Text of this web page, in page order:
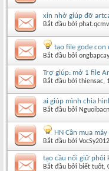
xin nhờ giúp đỡ
Bắt đầu bởi phat.qcmv
tạo file gode con
Bắt đầu bởi ongbapcay
Trợ giúp: mở 1 file
Bắt đầu bởi thiensac‎,
ai giúp mình chia
Bắt đầu bởi
HN Cần mua
Bắt đầu bởi VocSy2012
tạo cầu nối giữ phôi
Bắt đầu bởi biết tuốt‎,